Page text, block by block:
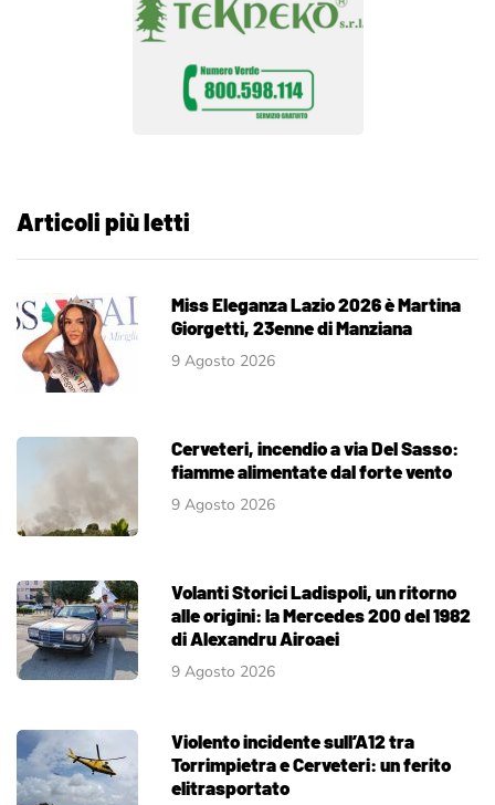
Articoli più letti
Miss Eleganza Lazio 2026 è Martina
Giorgetti, 23enne di Manziana
9 Agosto 2026
Cerveteri, incendio a via Del Sasso:
fiamme alimentate dal forte vento
9 Agosto 2026
Volanti Storici Ladispoli, un ritorno
alle origini: la Mercedes 200 del 1982
di Alexandru Airoaei
9 Agosto 2026
Violento incidente sull’A12 tra
Torrimpietra e Cerveteri: un ferito
elitrasportato